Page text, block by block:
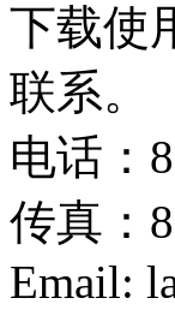
下载使
联系。
电话：
传真：
Email: